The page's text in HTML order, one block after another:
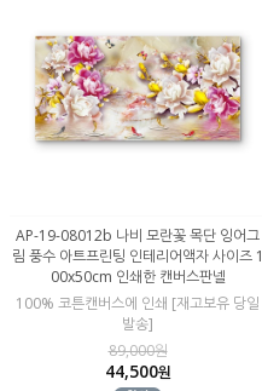
AP-19-08012b 나비 모란꽃 목단 잉어그
림 풍수 아트프린팅 인테리어액자 사이즈 1
00x50cm 인쇄한 캔버스판넬
100% 코튼캔버스에 인쇄 [재고보유 당일
발송]
89,000원
44,500원